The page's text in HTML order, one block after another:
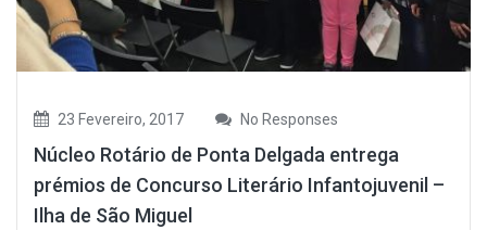
23 Fevereiro, 2017 No Responses
Núcleo Rotário de Ponta Delgada entrega
prémios de Concurso Literário Infantojuvenil –
Ilha de São Miguel